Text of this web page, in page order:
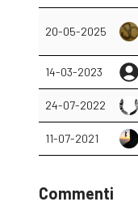
20-05-2025
14-03-2023
24-07-2022
11-07-2021
Commenti